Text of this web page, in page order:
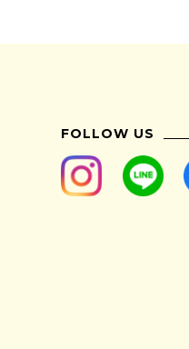
FOLLOW US